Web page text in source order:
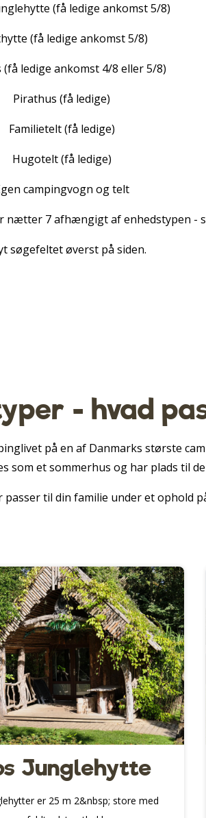
(få ledige ankomst 5/8)
(få ledige ankomst 5/8)
(få ledige ankomst 4/8 eller 5/8)
Pirathus (få ledige)
Familietelt (få ledige)
Hugotelt (få ledige)
campingvogn og telt
nætter 7 afhængigt af enhedstypen -
søgefeltet øverst på siden.
- hvad
på en af Danmarks største
som et sommerhus og har plads til
passer til din familie under et ophold
Junglehytte
er 25 m 2&nbsp; store med